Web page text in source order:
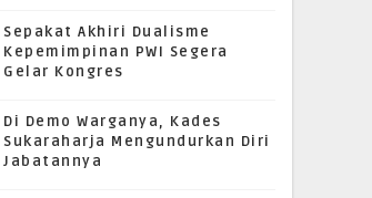
Sepakat Akhiri Dualisme
Kepemimpinan PWI Segera
Gelar Kongres
Di Demo Warganya, Kades
Sukaraharja Mengundurkan Diri
Jabatannya